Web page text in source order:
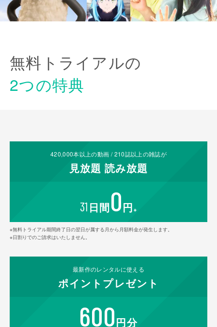
無料トライアルの
2つの特典
420,000本以上の動画 /210誌以上の雑誌が
見放題 読み放題
31 日間0円 ※
※無料トライアル期間終了日の翌日が属する月から月額料金が発生します。
※日割りでのご請求はいたしません。
最新作のレンタルに使える
ポイント プレゼント
600円分